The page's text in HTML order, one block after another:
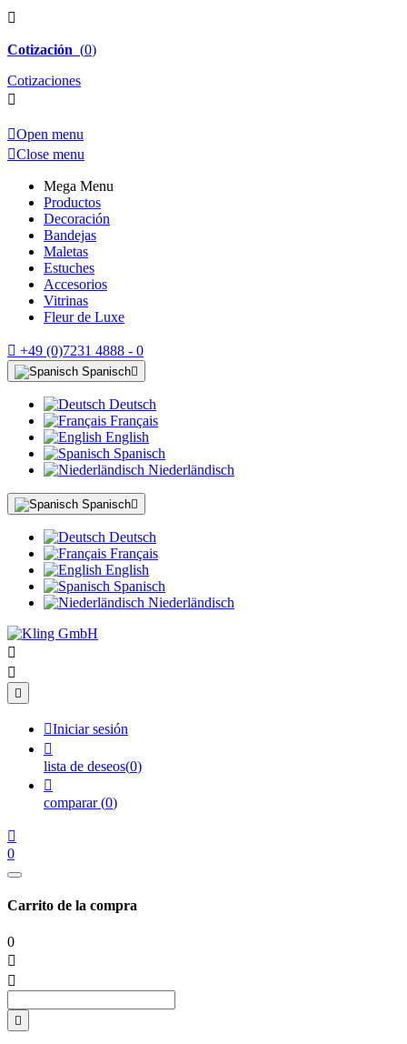

Cotización (0)
Cotizaciones

Open menu
Close menu
Mega Menu
Productos
Decoración
Bandejas
Maletas
Estuches
Accesorios
Vitrinas
Fleur de Luxe
 +49 (0)7231 4888 - 0
Spanisch
Deutsch
Français
English
Spanisch
Niederländisch
Spanisch
Deutsch
Français
English
Spanisch
Niederländisch



Iniciar sesión

lista de deseos(0)

comparar (0)

0
Carrito de la compra
0


